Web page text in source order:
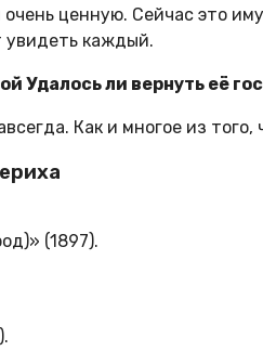
ценную. Сейчас это
увидеть каждый.
Удалось ли вернуть её
Как и многое из
(1897).